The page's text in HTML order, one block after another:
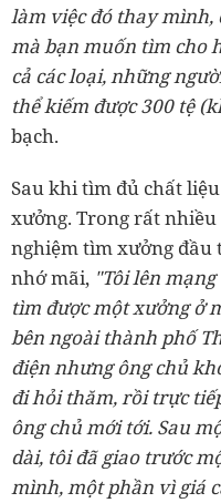
làm việc đó thay
mà bạn muốn tìm cho
cả các loại, những
thể kiếm được 300 tệ
bạch.
Sau khi tìm đủ chất
xưởng. Trong rất
nghiệm tìm xưởng
nhớ mãi, "Tôi lên
tìm được một xưởng ở
bên ngoài thành phố
điện nhưng ông chủ
đi hỏi thăm, rồi trực
ông chủ mới tới. Sau
dài, tôi đã giao trước
mình, một phần vì giá